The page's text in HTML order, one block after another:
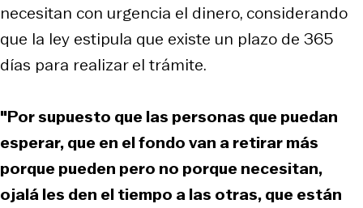
necesitan con urgencia el dinero, considerando
que la ley estipula que existe un plazo de 365
días para realizar el trámite.
"Por supuesto que las personas que puedan
esperar, que en el fondo van a retirar más
porque pueden pero no porque necesitan,
ojalá les den el tiempo a las otras, que están